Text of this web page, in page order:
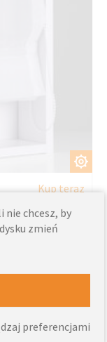
Kup teraz
nie chcesz, by
zmień
preferencjami